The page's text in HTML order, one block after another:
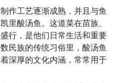
作工艺逐渐成熟，并且与鱼
里酸汤鱼。这道菜在苗族、
行，是他们日常生活和重要
民族的传统习俗里，酸汤鱼
深厚的文化内涵，常常用于